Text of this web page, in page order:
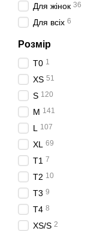
Для жінок 36
Для всіх 6
Розмір
T0 1
XS 51
S 120
M 141
L 107
XL 69
T1 7
T2 10
T3 9
T4 8
XS/S 2